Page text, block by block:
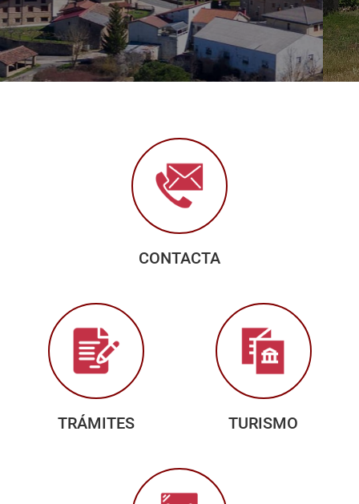
CONTACTA
TRÁMITES TURISMO